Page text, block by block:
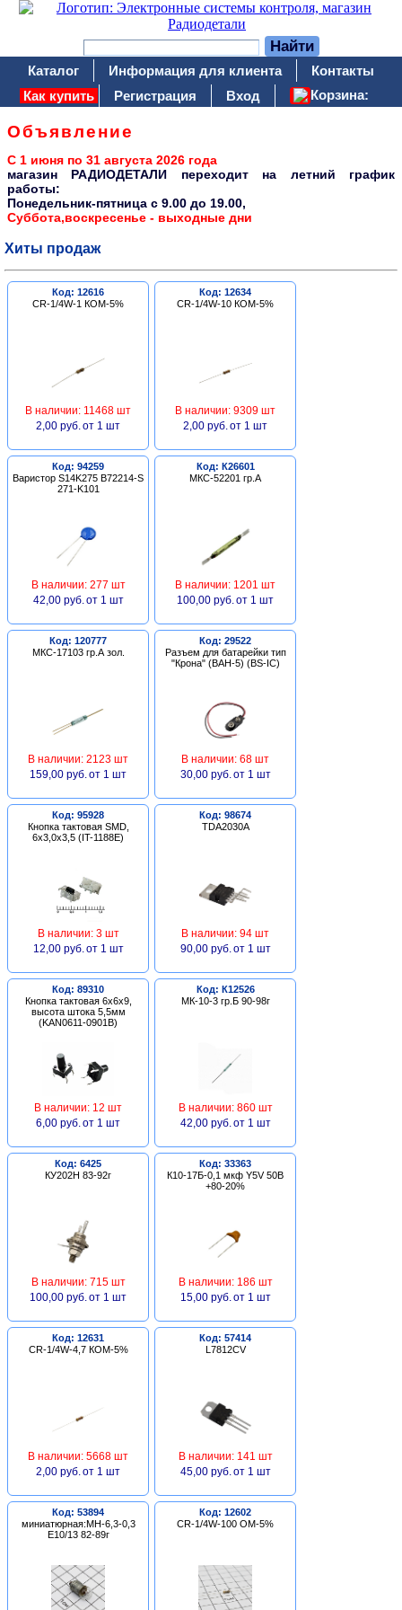
Каталог Информация для клиента
Контакты
Как купить
Регистрация Вход Корзина:
Объявление
С 1 июня по 31 августа 2026 года
магазин РАДИОДЕТАЛИ переходит на летний график
работы:
Понедельник-пятница c 9.00 до 19.00,
Суббота,воскресенье - выходные дни
Хиты продаж
Код: 12616
CR-1/4W-1 КОМ-5%
В наличии: 11468 шт
2,00 руб. от 1 шт
Код: 12634
CR-1/4W-10 КОМ-5%
В наличии: 9309 шт
2,00 руб. от 1 шт
Код: 94259
Варистор S14K275 B72214-S
271-K101
В наличии: 277 шт
42,00 руб. от 1 шт
Код: К26601
МКС-52201 гр.А
В наличии: 1201 шт
100,00 руб. от 1 шт
Код: 120777
МКС-17103 гр.А зол.
В наличии: 2123 шт
159,00 руб. от 1 шт
Код: 29522
Разъем для батарейки тип
"Крона" (BAH-5) (BS-IC)
В наличии: 68 шт
30,00 руб. от 1 шт
Код: 95928
Кнопка тактовая SMD,
6х3,0х3,5 (IT-1188E)
В наличии: 3 шт
12,00 руб. от 1 шт
Код: 98674
TDA2030A
В наличии: 94 шт
90,00 руб. от 1 шт
Код: 89310
Кнопка тактовая 6х6х9,
высота штока 5,5мм
(KAN0611-0901B)
В наличии: 12 шт
6,00 руб. от 1 шт
Код: К12526
МК-10-3 гр.Б 90-98г
В наличии: 860 шт
42,00 руб. от 1 шт
Код: 6425
КУ202Н 83-92г
В наличии: 715 шт
100,00 руб. от 1 шт
Код: 33363
К10-17Б-0,1 мкф Y5V 50В
+80-20%
В наличии: 186 шт
15,00 руб. от 1 шт
Код: 12631
CR-1/4W-4,7 КОМ-5%
В наличии: 5668 шт
2,00 руб. от 1 шт
Код: 57414
L7812CV
В наличии: 141 шт
45,00 руб. от 1 шт
Код: 53894
миниатюрная:МН-6,3-0,3
Е10/13 82-89г
Код: 12602
CR-1/4W-100 ОМ-5%